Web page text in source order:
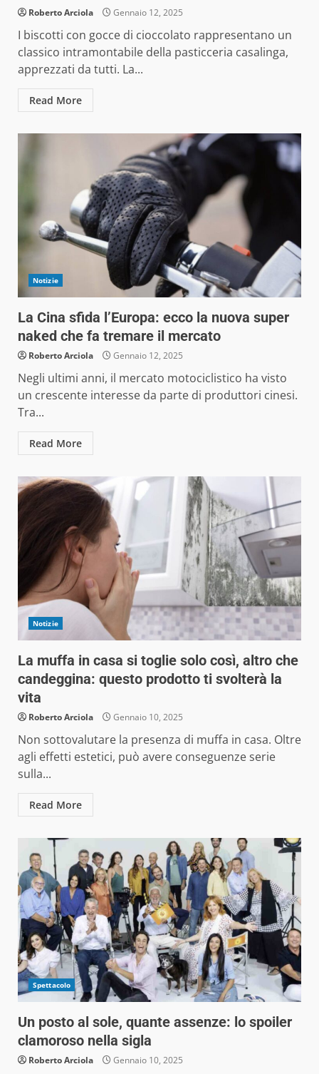
Roberto Arciola Gennaio 12, 2025
I biscotti con gocce di cioccolato rappresentano un
classico intramontabile della pasticceria casalinga,
apprezzati da tutti. La...
Read More
Notizie
La Cina sfida l’Europa: ecco la nuova super
naked che fa tremare il mercato
Roberto Arciola Gennaio 12, 2025
Negli ultimi anni, il mercato motociclistico ha visto
un crescente interesse da parte di produttori cinesi.
Tra...
Read More
Notizie
La muffa in casa si toglie solo così, altro che
candeggina: questo prodotto ti svolterà la
vita
Roberto Arciola Gennaio 10, 2025
Non sottovalutare la presenza di muffa in casa. Oltre
agli effetti estetici, può avere conseguenze serie
sulla...
Read More
Spettacolo
Un posto al sole, quante assenze: lo spoiler
clamoroso nella sigla
Roberto Arciola Gennaio 10, 2025